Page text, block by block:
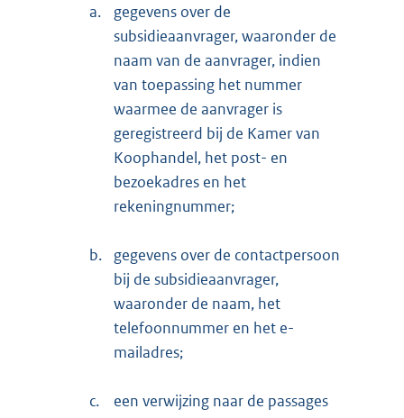
a.
gegevens over de
subsidieaanvrager, waaronder de
naam van de aanvrager, indien
van toepassing het nummer
waarmee de aanvrager is
geregistreerd bij de Kamer van
Koophandel, het post- en
bezoekadres en het
rekeningnummer;
b.
gegevens over de contactpersoon
bij de subsidieaanvrager,
waaronder de naam, het
telefoonnummer en het e-
mailadres;
c.
een verwijzing naar de passages